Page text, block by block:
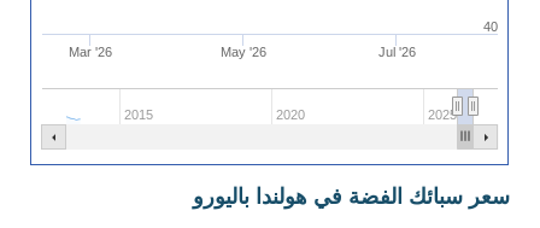
Mar '26 May '26 Jul '26
2015 2020 2025
40
سعر سبائك الفضة في هولندا باليورو